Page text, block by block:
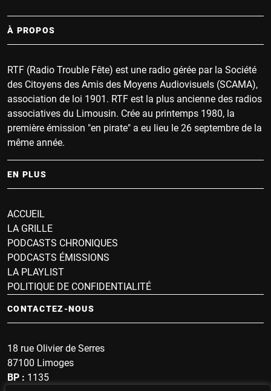
À PROPOS
RTF (Radio Trouble Fête) est une radio gérée par la Société
des Citoyens des Amis des Moyens Audiovisuels (SCAMA),
association de loi 1901. RTF est la plus ancienne des radios
associatives du Limousin. Crée au printemps 1980, la
première émission "en pirate" a eu lieu le 26 septembre de la
même année.
EN PLUS
ACCUEIL
LA GRILLE
PODCASTS CHRONIQUES
PODCASTS ÉMISSIONS
LA PLAYLIST
POLITIQUE DE CONFIDENTIALITÉ
CONTACTEZ-NOUS
18 rue Olivier de Serres
87100 Limoges
BP : 1135